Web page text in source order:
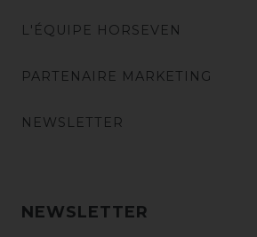
L'ÉQUIPE HORSEVEN
PARTENAIRE MARKETING
NEWSLETTER
NEWSLETTER